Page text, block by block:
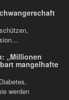
„Millionen
mangelhafte
werden